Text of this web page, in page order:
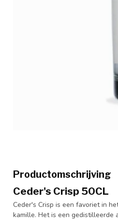
Productomschrijving
Ceder's Crisp 50CL
Ceder's Crisp is een favoriet in
kamille. Het is een gedistilleerde